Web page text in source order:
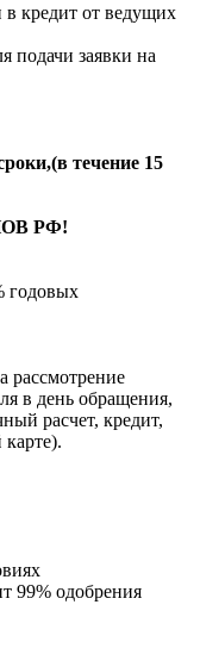
кредит от ведущих
подачи заявки на
течение 15
РФ!
годовых
рассмотрение
в день обращения,
расчет, кредит,
99% одобрения